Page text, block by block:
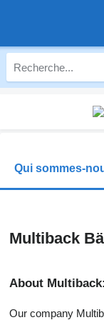
Qui sommes-
Multiback
About
Our company